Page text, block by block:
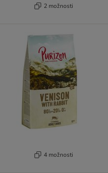
2 možnosti
4 možnosti